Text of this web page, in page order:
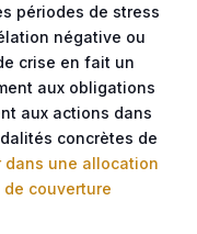
périodes de stress
négative ou
crise en fait un
aux obligations
aux actions dans
concrètes de
dans une allocation
couverture